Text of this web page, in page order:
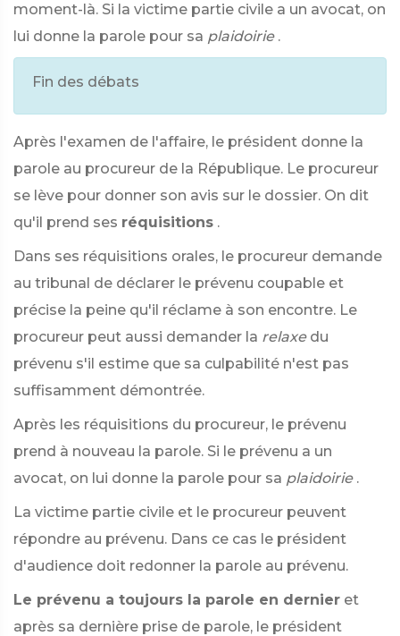
moment-là. Si la victime partie civile a un avocat, on
lui donne la parole pour sa plaidoirie .
Fin des débats
Après l'examen de l'affaire, le président donne la
parole au procureur de la République. Le procureur
se lève pour donner son avis sur le dossier. On dit
qu'il prend ses réquisitions .
Dans ses réquisitions orales, le procureur demande
au tribunal de déclarer le prévenu coupable et
précise la peine qu'il réclame à son encontre. Le
procureur peut aussi demander la relaxe du
prévenu s'il estime que sa culpabilité n'est pas
suffisamment démontrée.
Après les réquisitions du procureur, le prévenu
prend à nouveau la parole. Si le prévenu a un
avocat, on lui donne la parole pour sa plaidoirie .
La victime partie civile et le procureur peuvent
répondre au prévenu. Dans ce cas le président
d'audience doit redonner la parole au prévenu.
Le prévenu a toujours la parole en dernier et
après sa dernière prise de parole, le président